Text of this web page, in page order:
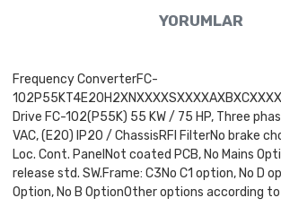
YORUMLAR
Frequency ConverterFC-
Drive FC-102(P55K) 55 KW / 75 HP, Three
VAC, (E20) IP20 / ChassisRFI FilterNo brake
Loc. Cont. PanelNot coated PCB, No Mains
release std. SW.Frame: C3No C1 option, No D
Option, No B OptionOther options according to